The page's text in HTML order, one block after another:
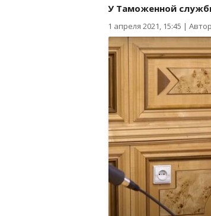
У Таможенной
1 апреля 2021, 15:45 |